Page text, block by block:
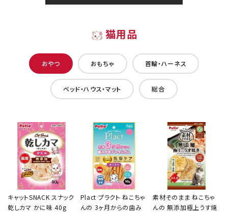
猫用品
おやつ おもちゃ 首輪・ハーネス
ベッド・ハウス・マット 総合
キャットSNACK スナック
乾しカマ かに味 40g
Plact プラクト ねこちゃ
んの 3ヶ月からの歯み
素材そのまま ねこちゃ
んの 無添加極上うす焼